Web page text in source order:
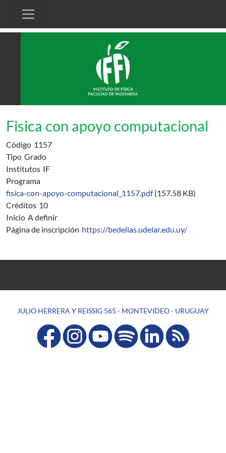
Fisica con apoyo computacional
Código 1157
Tipo Grado
Institutos IF
Programa
fisica-con-apoyo-computacional_1157.pdf (157.58 KB)
Créditos 10
Inicio A definir
Página de inscripción https://bedelias.udelar.edu.uy/
JULIO HERRERA Y REISSIG 565 - MONTEVIDEO - URUGUAY